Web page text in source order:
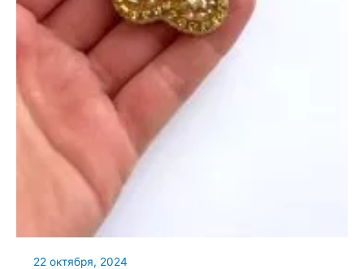
22 октября, 2024